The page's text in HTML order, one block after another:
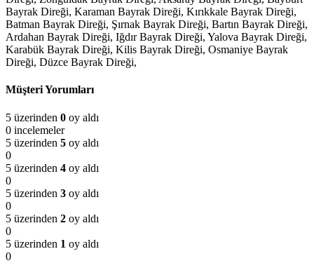
Bayrak Direği, Karaman Bayrak Direği, Kırıkkale Bayrak Direği,
Batman Bayrak Direği, Şırnak Bayrak Direği, Bartın Bayrak Direği,
Ardahan Bayrak Direği, Iğdır Bayrak Direği, Yalova Bayrak Direği,
Karabük Bayrak Direği, Kilis Bayrak Direği, Osmaniye Bayrak
Direği, Düzce Bayrak Direği,
Müşteri Yorumları
5 üzerinden 0 oy aldı
0 incelemeler
5 üzerinden 5 oy aldı
0
5 üzerinden 4 oy aldı
0
5 üzerinden 3 oy aldı
0
5 üzerinden 2 oy aldı
0
5 üzerinden 1 oy aldı
0